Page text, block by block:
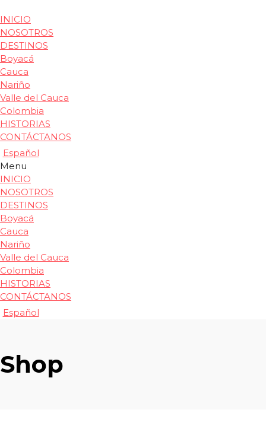
INICIO
NOSOTROS
DESTINOS
Boyacá
Cauca
Nariño
Valle del Cauca
Colombia
HISTORIAS
CONTÁCTANOS
Español
Menu
INICIO
NOSOTROS
DESTINOS
Boyacá
Cauca
Nariño
Valle del Cauca
Colombia
HISTORIAS
CONTÁCTANOS
Español
Shop